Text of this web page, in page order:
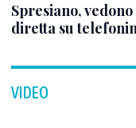
Spresiano,
diretta su
VIDEO